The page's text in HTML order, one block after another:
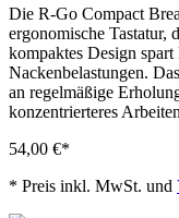
Die R-Go Compact
ergonomische Tastatur,
kompaktes Design
Nackenbelastungen.
an regelmäßige
konzentrierteres
54,00 €*
* Preis inkl. MwSt. und